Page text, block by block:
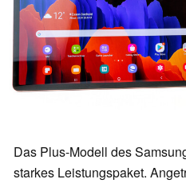
Das Plus-Modell des
starkes Leistungspaket.